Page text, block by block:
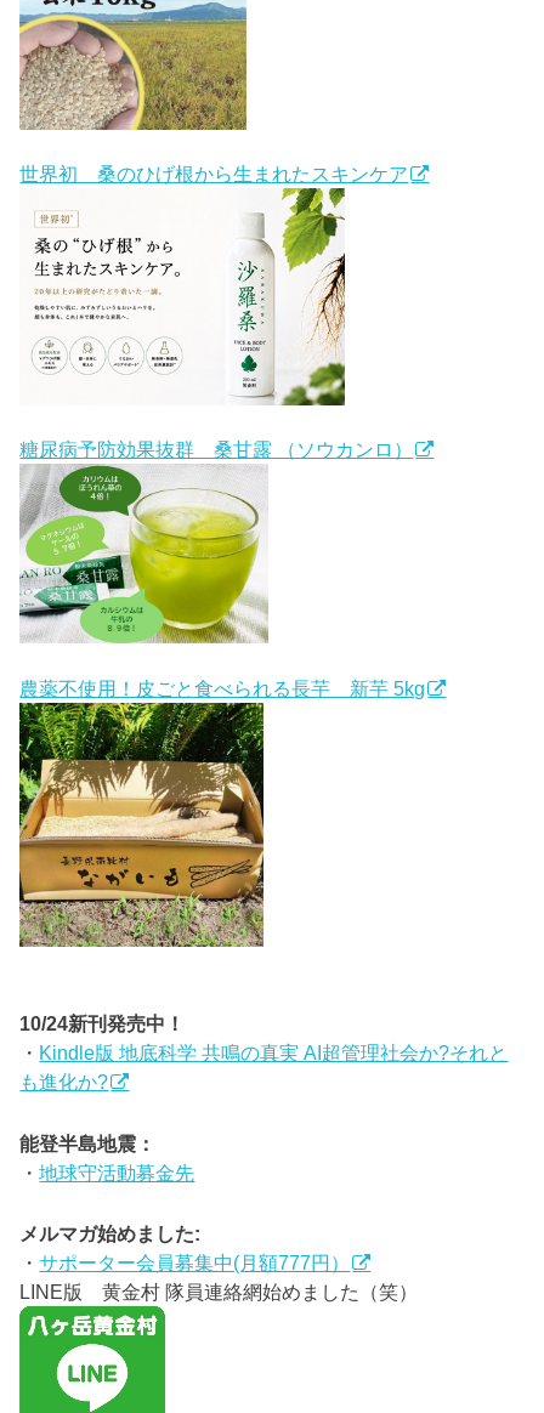
世界初 桑のひげ根から生まれたスキンケア
糖尿病予防効果抜群 桑甘露 （ソウカンロ）
農薬不使用！皮ごと食べられる長芋 新芋 5kg
10/24新刊発売中！
・ Kindle版 地底科学 共鳴の真実 AI超管理社会か?それと
も進化か?
能登半島地震：
・地球守活動募金先
メルマガ始めました:
・サポーター会員募集中(月額777円）
LINE版 黄金村 隊員連絡網始めました（笑）